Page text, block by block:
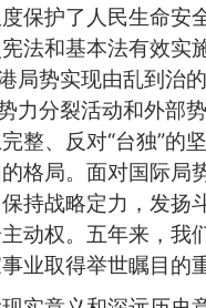
保护了人民生命安
法和基本法有效实
局势实现由乱到治
力分裂活动和外部
整、反对“台独”的
格局。面对国际局
持战略定力，发扬
动权。五年来，我
业取得举世瞩目的